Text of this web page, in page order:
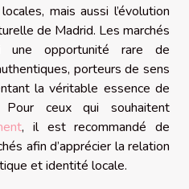
mais aussi l’évolution
de Madrid. Les marchés
une opportunité rare de
porteurs de sens
la véritable essence de
ceux qui souhaitent
, il est recommandé de
afin d’apprécier la relation
et identité locale.